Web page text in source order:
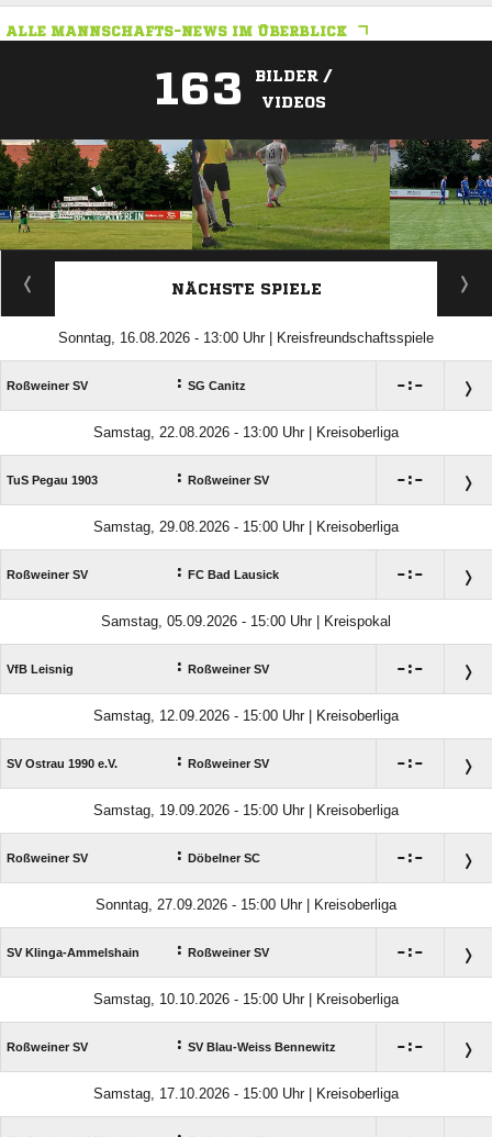
ALLE MANNSCHAFTS-NEWS IM ÜBERBLICK
163
BILDER /
VIDEOS
ANZEIGE
NÄCHSTE SPIELE
Sonntag, 16.08.2026 - 13:00 Uhr | Kreisfreundschaftsspiele
Roßweiner SV : SG Canitz :
Samstag, 22.08.2026 - 13:00 Uhr | Kreisoberliga
TuS Pegau 1903 : Roßweiner SV :
Samstag, 29.08.2026 - 15:00 Uhr | Kreisoberliga
Roßweiner SV : FC Bad Lausick :
Samstag, 05.09.2026 - 15:00 Uhr | Kreispokal
VfB Leisnig : Roßweiner SV :
Samstag, 12.09.2026 - 15:00 Uhr | Kreisoberliga
SV Ostrau 1990 e.V. : Roßweiner SV :
Samstag, 19.09.2026 - 15:00 Uhr | Kreisoberliga
Roßweiner SV : Döbelner SC :
Sonntag, 27.09.2026 - 15:00 Uhr | Kreisoberliga
SV Klinga-Ammelshain : Roßweiner SV :
Samstag, 10.10.2026 - 15:00 Uhr | Kreisoberliga
Roßweiner SV : SV Blau-Weiss Bennewitz :
Samstag, 17.10.2026 - 15:00 Uhr | Kreisoberliga